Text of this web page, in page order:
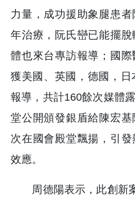
力量，成功援助象腿患
年治療，阮氏巒已能擺
體也來台專訪報導；國
獲美國、英國，德國，
報導，共計160餘次媒體
堂公開頒發銀盾給陳宏
次在國會殿堂飄揚，引
效應。
周德陽表示，此創新案